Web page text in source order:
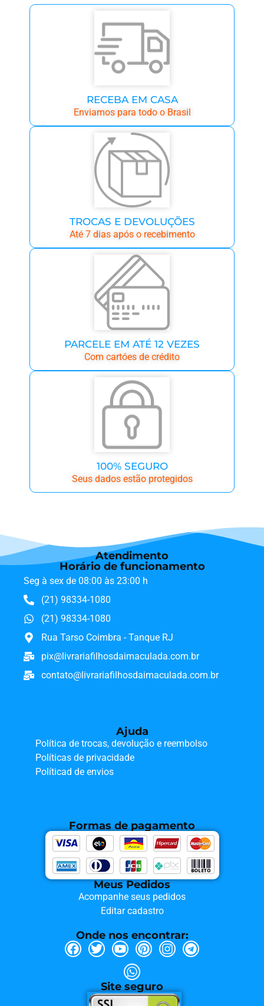
RECEBA EM CASA
Enviamos para todo o Brasil
TROCAS E DEVOLUÇÕES
Até 7 dias após o recebimento
PARCELE EM ATÉ 12 VEZES
Com cartóes de crédito
100% SEGURO
Seus dados estão protegidos
Atendimento
Horário de funcionamento
Seg à sex de 08:00 às 23:00 h
(21) 98334-1080
(21) 98334-1080
Rua Tarso Coimbra - Tanque RJ
pix@livrariafilhosdaimaculada.com.br
contato@livrariafilhosdaimaculada.com.br
Ajuda
Política de trocas, devolução e reembolso
Políticas de privacidade
Políticad de envios
Formas de pagamento
Meus Pedidos
Acompanhe seus pedidos
Editar cadastro
Onde nos encontrar:
Site seguro